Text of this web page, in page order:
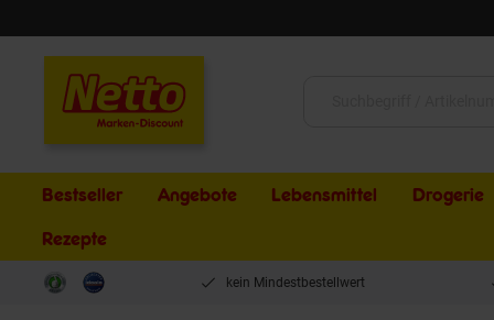
Bestseller Angebote Lebensmittel Drogerie
Rezepte
kein Mindestbestellwert